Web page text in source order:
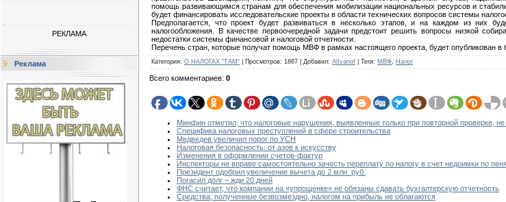
РЕКЛАМА
Реклама
помощь развивающимся странам для обеспечения мобилизации национальных ресурсов и
будет финансировать исследовательские проекты в области технических вопросов системы
Предполагается, что проект будет развиваться в несколько этапов, и на каждом из них
налогообложения. В качестве первоочередной задачи предстоит решить вопросы низкой
недостатки системы финансовой и налоговой отчетности.
Перечень стран, которые получат помощь МВФ в рамках настоящего проекта, будет опубликован в
Категория: О НАЛОГАХ "ТАМ" Просмотров: 1867 Добавил: AlIvanof Теги: МВФ Налог
Всего комментариев: 0
Минфин отметил, что налоговые нарушения, выявленные только при повторной проверке, не
Специфика налоговых преступлений в сфере строительства
Медведев увеличил порог по УСН
Налоговая безопасность: от азов к искусству
Изменения в оформлении счетов-фактур
Инспекторы не вправе самостоятельно зачесть переплату по налогу в счет недоимки по
Президент одобрил увеличение вычета до 2 млн. руб.
Погасил долг – жди 20 дней
ФНС считает, что компании на «упрощенке» не обязаны сдавать бухгалтерскую отчетность
Средства, полученные безвозмездно, налогом на прибыль не облагаются